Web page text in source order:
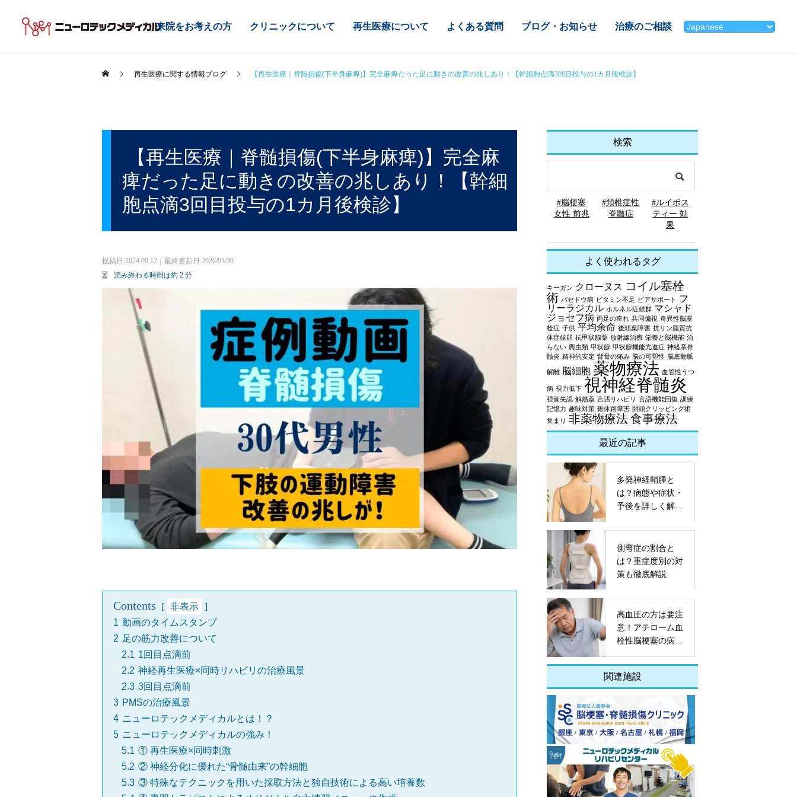
来院をお考えの方 クリニックについて 再生医療について よくある質問 ブログ・お知らせ 治療のご相談
再生医療に関する情報ブログ 【再生医療｜脊髄損傷(下半身麻痺)】完全麻痺だった足に動きの改善の兆しあり！【幹細胞点滴3回目投与の1カ月後検診】
【再生医療｜脊髄損傷(下半身麻痺)】完全麻
痺だった足に動きの改善の兆しあり！【幹細
胞点滴3回目投与の1カ月後検診】
投稿日:2024.09.12｜最終更新日:2026/03/30
読み終わる時間は約 2 分
Contents
非表示
1 動画のタイムスタンプ
2 足の筋力改善について
2.1 1回目点滴前
2.2 神経再生医療×同時リハビリの治療風景
2.3 3回目点滴前
3 PMSの治療風景
4 ニューロテックメディカルとは！？
5 ニューロテックメディカルの強み！
5.1 ① 再生医療×同時刺激
5.2 ② 神経分化に優れた“骨髄由来”の幹細胞
5.3 ③ 特殊なテクニックを用いた採取方法と独自技術による高い培養数
検索
#脳梗塞
女性 前兆
#頚椎症性
脊髄症
#ルイボス
ティー 効
果
よく使われるタグ
キーガン クローヌス コイル塞栓
術 バセドウ病 ビタミン不足 ピアサポート
フ
リーラジカル ホルネル症候群 マシャド
ジョセフ病 両足の痺れ 共同偏視 奇異性脳塞
栓症 子供 平均余命 後頭葉障害 抗リン脂質抗
体症候群 抗甲状腺薬 放射線治療 栄養と脳機能 治
らない 爬虫類 甲状腺 甲状腺機能亢進症 神経系脊
髄炎 精神的安定 背骨の痛み 脳の可塑性 脳底動脈
解離 脳細胞 薬物療法 血管性うつ
病 視力低下 視神経脊髄炎
視覚失認 解熱薬 言語リハビリ 言語機能回復 訓練
記憶力 趣味対策 錐体路障害 開頭クリッピング術
集まり 非薬物療法食事療法
最近の記事
多発神経鞘腫と
は？病態や症状・
予後を詳しく解
側弯症の割合と
は？重症度別の対
策も徹底解説
高血圧の方は要注
意！アテローム血
栓性脳梗塞の病態
関連施設